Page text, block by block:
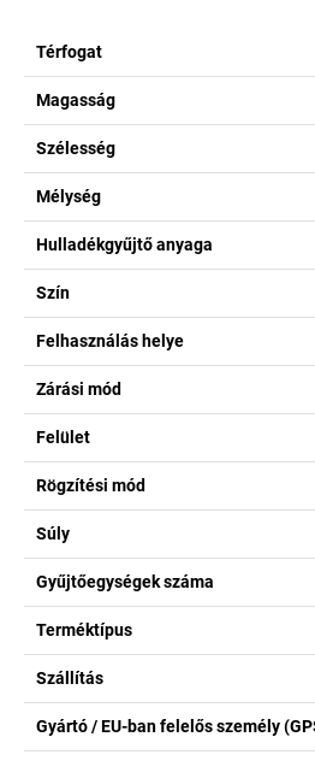
Térfogat
Magasság
Szélesség
Mélység
Hulladékgyűjtő anyaga
Szín
Felhasználás helye
Zárási mód
Felület
Rögzítési mód
Súly
Gyűjtőegységek száma
Terméktípus
Szállítás
Gyártó / EU-ban felelős személy